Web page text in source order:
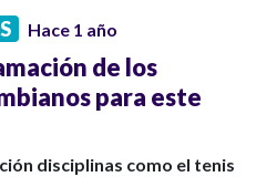
Hace 1 año
de los
para este
disciplinas como el tenis